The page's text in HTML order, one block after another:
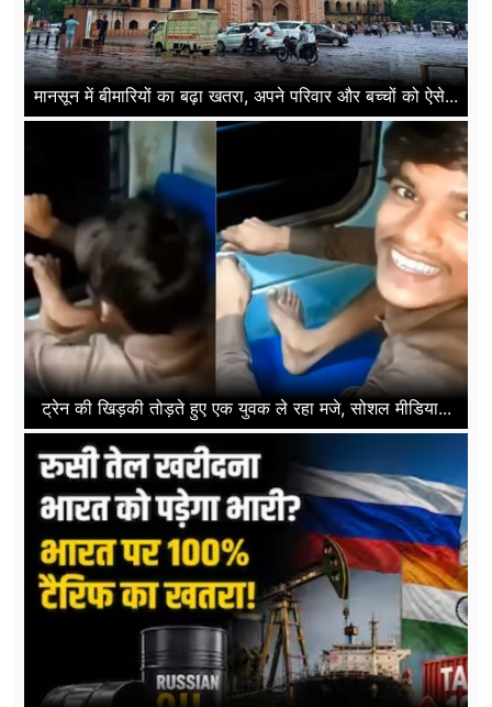
मानसून में बीमारियों का बढ़ा खतरा, अपने परिवार और बच्चों को ऐसे...
ट्रेन की खिड़की तोड़ते हुए एक युवक ले रहा मजे, सोशल मीडिया...